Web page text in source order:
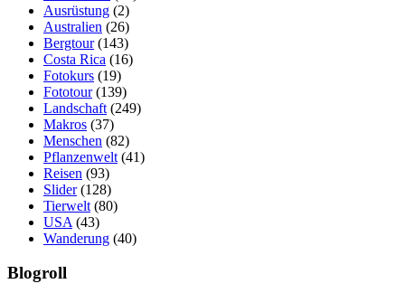
Ausrüstung (2)
Australien (26)
Bergtour(143)
Costa Rica (16)
Fotokurs (19)
Fototour(139)
Landschaft (249)
Makros (37)
Menschen (82)
Pflanzenwelt (41)
Reisen (93)
Slider(128)
Tierwelt (80)
USA (43)
Wanderung (40)
Blogroll